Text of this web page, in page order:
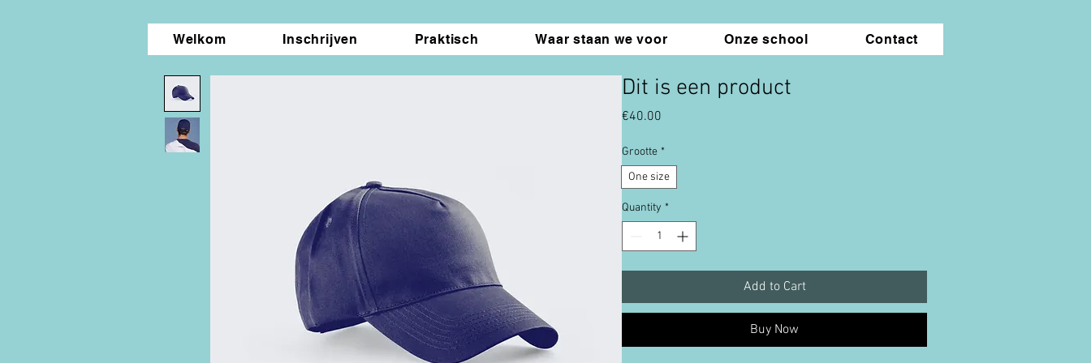
Welkom Inschrijven Praktisch Waar staan we voor Onze school Contact
Dit is een product
€40.00
Grootte *
One size
Quantity *
Add to Cart
Buy Now